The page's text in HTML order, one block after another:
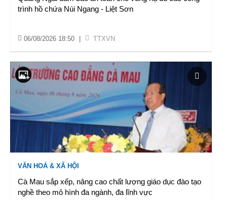
trình hồ chứa Núi Ngang - Liệt Sơn
06/08/2026 18:50 TTXVN
VĂN HOÁ & XÃ HỘI
Cà Mau sắp xếp, nâng cao chất lượng giáo dục đào tạo
nghề theo mô hình đa ngành, đa lĩnh vực